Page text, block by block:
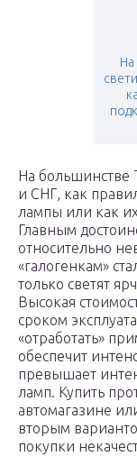
На
и СНГ, как
лампы или как
Главным
относительно
«галогенкам»
только светят
Высокая
сроком
«отработать»
обеспечит
превышает
ламп. Купить
автомагазине
вторым
покупки